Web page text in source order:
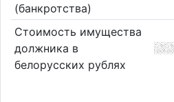
(банкротства)
Стоимость имущества
должника в
белорусских рублях